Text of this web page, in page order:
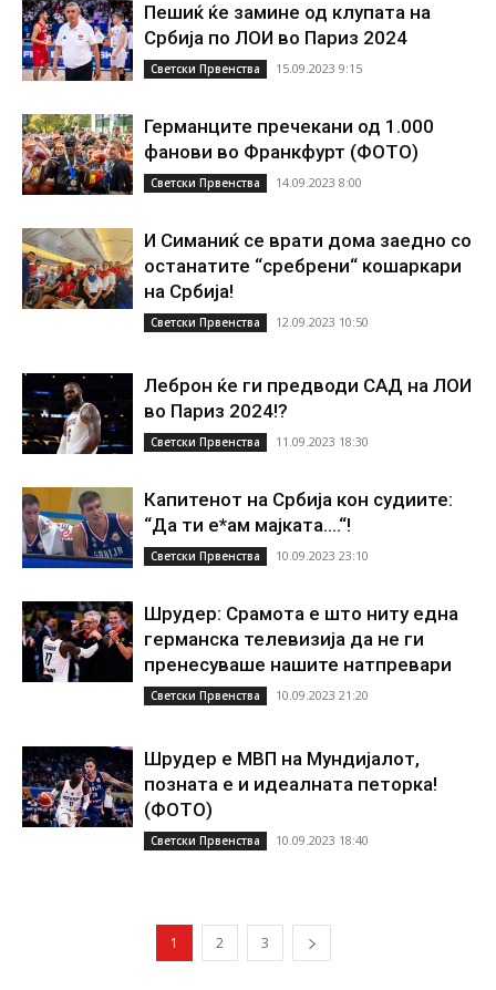
Пешиќ ќе замине од клупата на
Србија по ЛОИ во Париз 2024
Светски Првенства 15.09.2023 9:15
Германците пречекани од 1.000
фанови во Франкфурт (ФОТО)
Светски Првенства 14.09.2023 8:00
И Симаниќ се врати дома заедно со
останатите “сребрени“ кошаркари
на Србија!
Светски Првенства 12.09.2023 10:50
Леброн ќе ги предводи САД на ЛОИ
во Париз 2024!?
Светски Првенства 11.09.2023 18:30
Капитенот на Србија кон судиите:
“Да ти е*ам мајката….“!
Светски Првенства 10.09.2023 23:10
Шрудер: Срамота е што ниту една
германска телевизија да не ги
пренесуваше нашите натпревари
Светски Првенства 10.09.2023 21:20
Шрудер е МВП на Мундијалот,
позната е и идеалната петорка!
(ФОТО)
Светски Првенства 10.09.2023 18:40
1 2 3